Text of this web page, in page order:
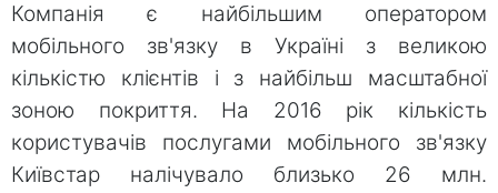
Компанія є найбільшим оператором
мобільного зв'язку в Україні з великою
кількістю клієнтів і з найбільш масштабної
зоною покриття. На 2016 рік кількість
користувачів послугами мобільного зв'язку
Київстар налічувало близько 26 млн.